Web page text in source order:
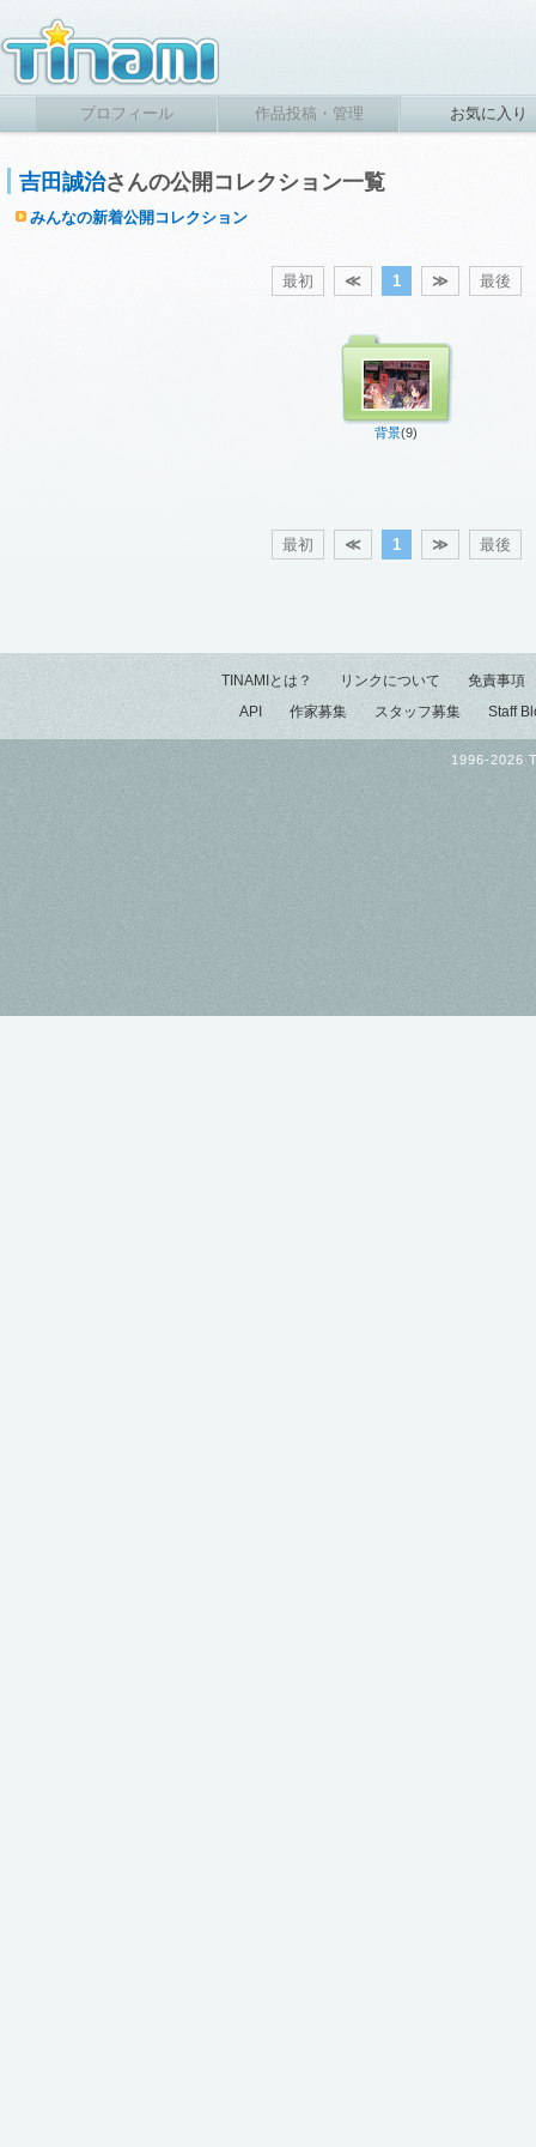
プロフィール 作品投稿・管理 お気に入り
吉田誠治さんの公開コレクション一覧
みんなの新着公開コレクション
最初 ≪ 1 ≫ 最後
背景(9)
最初 ≪ 1 ≫ 最後
TINAMIとは？ リンクについて
免責事項
API
作家募集 スタッフ募集 Staff
1996-2026